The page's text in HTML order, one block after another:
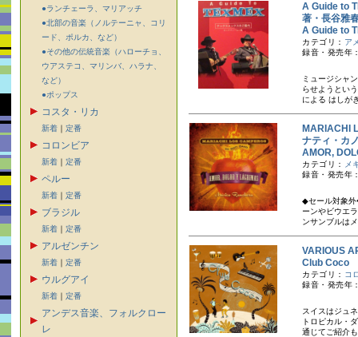
●ランチェーラ、マリアッチ
●北部の音楽（ノルテーニャ、コリ
ード、ポルカ、など）
●その他の伝統音楽（ハローチョ、
ウアステコ、マリンバ、ハラナ、
など）
●ポップス
コスタ・リカ
新着 ｜ 定番
コロンビア
新着 ｜ 定番
ペルー
新着 ｜ 定番
ブラジル
新着 ｜ 定番
アルゼンチン
新着 ｜ 定番
ウルグアイ
新着 ｜ 定番
アンデス音楽、フォルクロー
レ
A Guide to
著・長谷雅
A Guide to
カテゴリ： ア
録音・発売年
ミュージシャ
らせようとい
による はしが
MARIACHI
ナティ・カ
AMOR,
カテゴリ：
メ
録音・発売年
◆セール対象外
ーンやビウエ
ンサンブルは
VARIOUS
Club Coco
カテゴリ： コ
録音・発売年
スイスはジュ
トロピカル・
通じてご紹介